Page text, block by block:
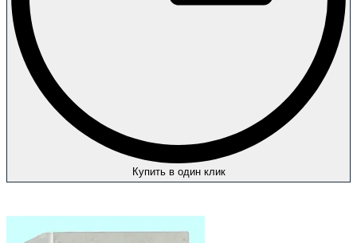
Купить в один клик